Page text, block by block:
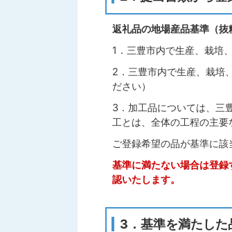
返礼品の地場産品基準（抜
1．三豊市内で生産、栽培
2．三豊市内で生産、栽培
ださい）
3．加工品については、三
工とは、全体の工程の主要
ご登録希望の品が基準に
基準に満たない場合は登
認いたします。
3．基準を満たし